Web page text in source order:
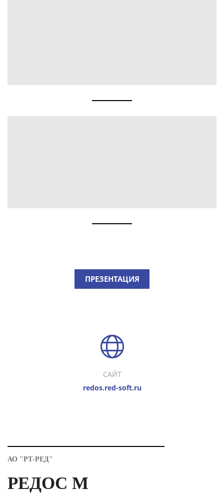
ПРЕЗЕНТАЦИЯ
САЙТ
redos.red-soft.ru
АО "РТ-РЕД"
РЕДОС М